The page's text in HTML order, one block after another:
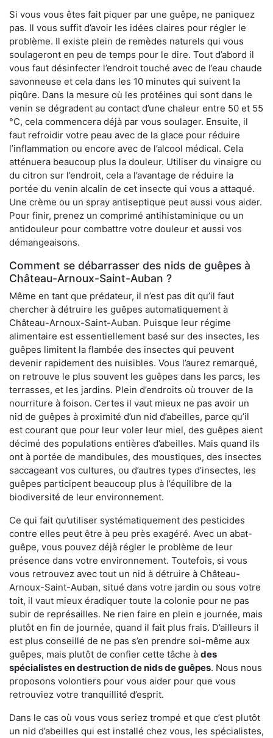
Si vous vous êtes fait piquer par une guêpe, ne paniquez
pas. Il vous suffit d’avoir les idées claires pour régler le
problème. Il existe plein de remèdes naturels qui vous
soulageront en peu de temps pour le dire. Tout d’abord il
vous faut désinfecter l’endroit touché avec de l’eau chaude
savonneuse et cela dans les 10 minutes qui suivent la
piqûre. Dans la mesure où les protéines qui sont dans le
venin se dégradent au contact d’une chaleur entre 50 et 55
°C, cela commencera déjà par vous soulager. Ensuite, il
faut refroidir votre peau avec de la glace pour réduire
l’inflammation ou encore avec de l’alcool médical. Cela
atténuera beaucoup plus la douleur. Utiliser du vinaigre ou
du citron sur l’endroit, cela a l’avantage de réduire la
portée du venin alcalin de cet insecte qui vous a attaqué.
Une crème ou un spray antiseptique peut aussi vous aider.
Pour finir, prenez un comprimé antihistaminique ou un
antidouleur pour combattre votre douleur et aussi vos
démangeaisons.
Comment se débarrasser des nids de guêpes à
Château-Arnoux-Saint-Auban ?
Même en tant que prédateur, il n’est pas dit qu’il faut
chercher à détruire les guêpes automatiquement à
Château-Arnoux-Saint-Auban. Puisque leur régime
alimentaire est essentiellement basé sur des insectes, les
guêpes limitent la flambée des insectes qui peuvent
devenir rapidement des nuisibles. Vous l’aurez remarqué,
on retrouve le plus souvent les guêpes dans les parcs, les
terrasses, et les jardins. Plein d’endroits où trouver de la
nourriture à foison. Certes il vaut mieux ne pas avoir un
nid de guêpes à proximité d’un nid d’abeilles, parce qu’il
est courant que pour leur voler leur miel, des guêpes aient
décimé des populations entières d’abeilles. Mais quand ils
ont à portée de mandibules, des moustiques, des insectes
saccageant vos cultures, ou d’autres types d’insectes, les
guêpes participent beaucoup plus à l’équilibre de la
biodiversité de leur environnement.
Ce qui fait qu’utiliser systématiquement des pesticides
contre elles peut être à peu près exagéré. Avec un abat-
guêpe, vous pouvez déjà régler le problème de leur
présence dans votre environnement. Toutefois, si vous
vous retrouvez avec tout un nid à détruire à Château-
Arnoux-Saint-Auban, situé dans votre jardin ou sous votre
toit, il vaut mieux éradiquer toute la colonie pour ne pas
subir de représailles. Ne rien faire en plein e journée, mais
plutôt en fin de journée, quand il fait plus frais. D’ailleurs il
est plus conseillé de ne pas s’en prendre soi-même aux
guêpes, mais plutôt de confier cette tâche à des
spécialistes en destruction de nids de guêpes. Nous nous
proposons volontiers pour vous aider pour que vous
retrouviez votre tranquillité d’esprit.
Dans le cas où vous vous seriez trompé et que c’est plutôt
un nid d’abeilles qui est installé chez vous, les spécialistes,